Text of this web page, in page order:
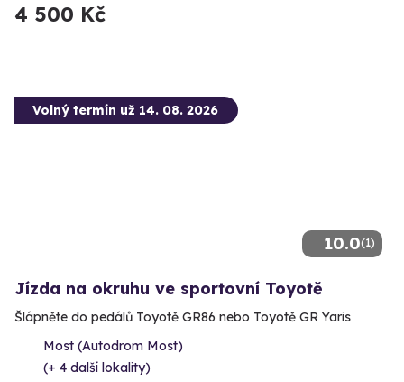
4 500 Kč
10.0(1)
Volný termín už 14. 08. 2026
Jízda na okruhu ve sportovní Toyotě
Šlápněte do pedálů Toyotě GR86 nebo Toyotě GR Yaris
Most (Autodrom Most)
(+ 4 další lokality)